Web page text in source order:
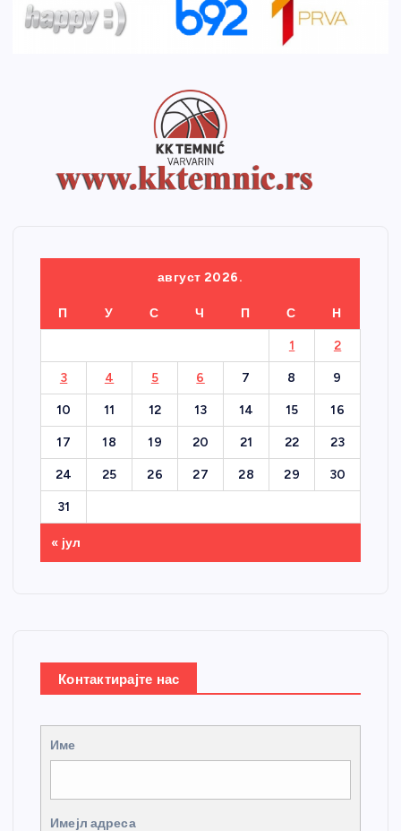
август 2026.
П У С Ч П С Н
1 2
3 4 5 6 7 8 9
10 11 12 13 14 15 16
17 18 19 20 21 22 23
24 25 26 27 28 29 30
31
« јул
Контактирајте нас
Име
Имејл адреса